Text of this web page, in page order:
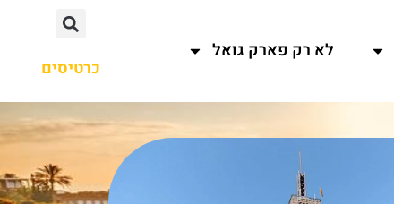
לא רק פארק גואל
כרטיסים